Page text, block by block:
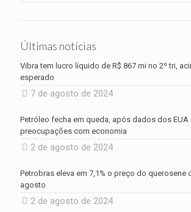
Últimas notícias
Vibra tem lucro líquido de R$ 867 mi no 2º tri,
esperado
7 de agosto de 2024
Petróleo fecha em queda, após dados dos EUA
preocupações com economia
2 de agosto de 2024
Petrobras eleva em 7,1% o preço do querosene
agosto
2 de agosto de 2024